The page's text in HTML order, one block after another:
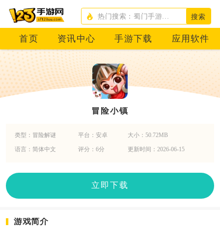
搜索
首页 资讯中心 手游下载 应用软件
冒险小镇
类型：冒险解谜 平台：安卓 大小：50.72MB
语言：简体中文 评分：6分 更新时间：2026-06-15
立即下载
游戏简介